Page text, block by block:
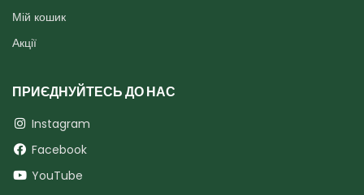
Мій кошик
Акції
ПРИЄДНУЙТЕСЬ ДО НАС
Instagram
Facebook
YouTube